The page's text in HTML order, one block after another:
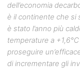
dell’economia
è il continente che si
è stato l’anno più
temperature a
proseguire
di incrementare gli